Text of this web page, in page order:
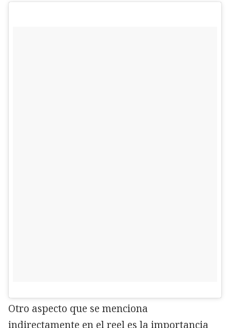
Otro aspecto que se menciona
indirectamente en el reel es la importancia